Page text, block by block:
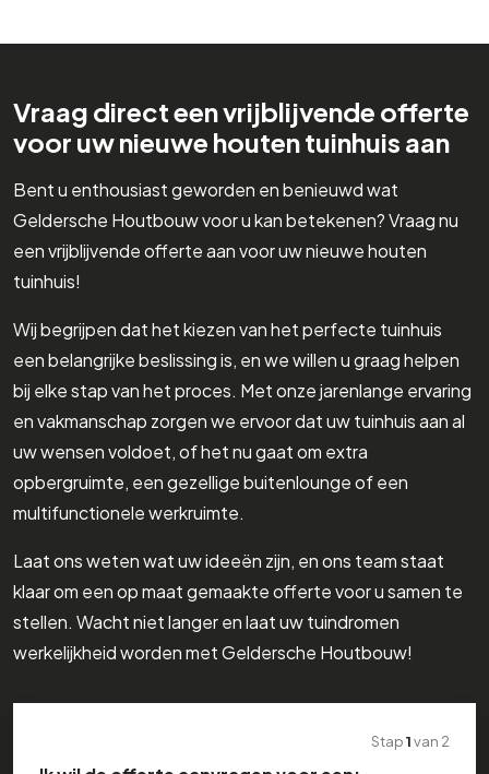
Vraag direct een vrijblijvende offerte
voor uw nieuwe houten tuinhuis aan
Bent u enthousiast geworden en benieuwd wat
Geldersche Houtbouw voor u kan betekenen? Vraag nu
een vrijblijvende offerte aan voor uw nieuwe houten
tuinhuis!
Wij begrijpen dat het kiezen van het perfecte tuinhuis
een belangrijke beslissing is, en we willen u graag helpen
bij elke stap van het proces. Met onze jarenlange ervaring
en vakmanschap zorgen we ervoor dat uw tuinhuis aan al
uw wensen voldoet, of het nu gaat om extra
opbergruimte, een gezellige buitenlounge of een
multifunctionele werkruimte.
Laat ons weten wat uw ideeën zijn, en ons team staat
klaar om een op maat gemaakte offerte voor u samen te
stellen. Wacht niet langer en laat uw tuindromen
werkelijkheid worden met Geldersche Houtbouw!
Stap1van 2